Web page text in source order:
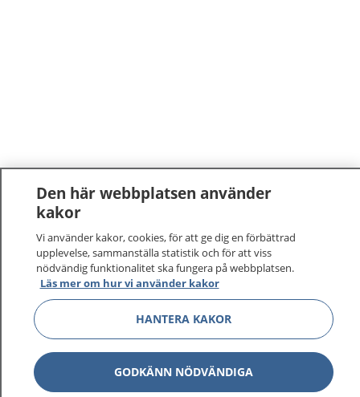
Den här webbplatsen använder
kakor
Vi använder kakor, cookies, för att ge dig en förbättrad
upplevelse, sammanställa statistik och för att viss
nödvändig funktionalitet ska fungera på webbplatsen.
Läs mer om hur vi använder kakor
HANTERA KAKOR
GODKÄNN NÖDVÄNDIGA